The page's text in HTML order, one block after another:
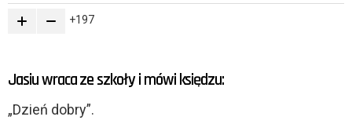
197
Jasiu wraca ze szkoły i mówi księdzu:
„Dzień dobry”.